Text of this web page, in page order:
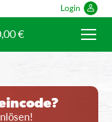
Login
€